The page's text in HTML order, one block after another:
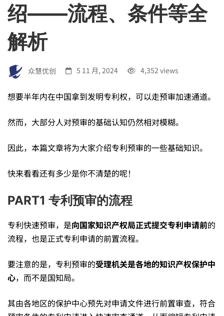
国
专
利
申
请
的
通
道
“预
绍——流程、条件等全
解析
众慧优创 5 11 月, 2024 4,352 views
想要半年内在中国拿到发明专利权，可以走预审加速通道。
然而，大部分人对预审的基础认知仍然相对模糊。
因此，本篇文章将为大家介绍专利预审的一些基础知识。
快来看看还有多少是你不清楚的呢！
PART1 专利预审的流程
专利快速预审，是向国家知识产权局正式提交专利申请前的
流程，也是正式专利申请的前置流程。
要注意的是，专利预审的受理机关是各地的知识产权保护中
心，而不是国知局。
其由各地区的保护中心预先对申请文件进行前置审查，符合